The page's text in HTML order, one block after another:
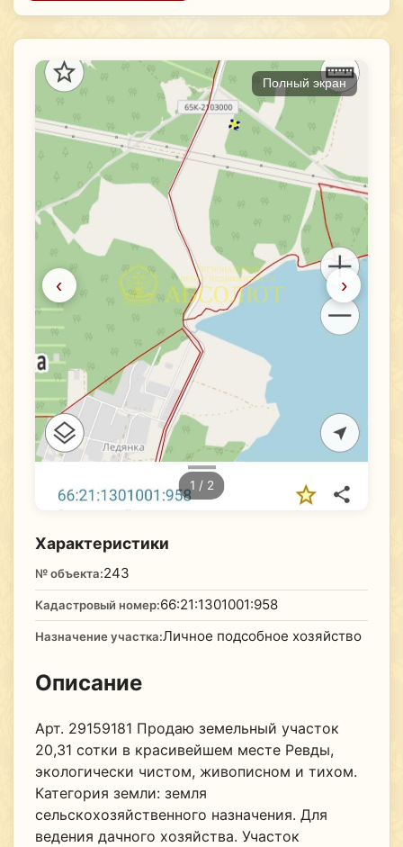
‹ ›
Полный экран
1 / 2
Характеристики
№ объекта:243
Кадастровый номер:66:21:1301001:958
Назначение участка:Личное подсобное хозяйство
Описание
Арт. 29159181 Продаю земельный участок
20,31 сотки в красивейшем месте Ревды,
экологически чистом, живописном и тихом.
Категория земли: земля
сельскохозяйственного назначения. Для
ведения дачного хозяйства. Участок